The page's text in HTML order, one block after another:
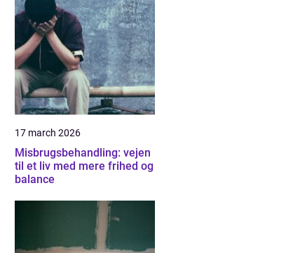
17 march 2026
Misbrugsbehandling: vejen
til et liv med mere frihed og
balance